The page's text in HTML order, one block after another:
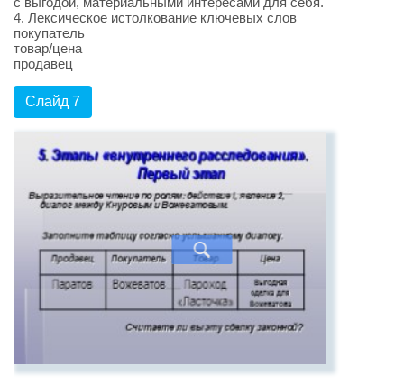
4. Лексическое истолкование ключевых слов
покупатель
товар/цена
продавец
Слайд 7